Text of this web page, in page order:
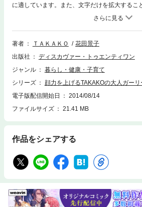
に適しています。また、文字だけを拡大するこ
ト、検索、辞書の参照、引用などの機能が使用
とって何よりも大切なのが「顔力」です。年齢
ガティブになりがちな心と身体。そんな心と身
顔、ぼやけ顔、不満顔などのおばさん顔になっ
す。でも、逆にいえば、顔力を上げれば、気力
と。大人の顔力を上げれば自然とポジティブに
は、かわいいだけ、若返りだけのメイクでは×
すこと。それがTAKAKO流大人ガーリーメイク
人ガーリーメイクに欠かせないのは次の４つ
せの妙、黒を使わない２ ケア 毎日のケア&ス
ントをAtoZで紹介していきます。最初から読ん
初々しく、時にエレガントに、あるいはセクシ
大変身していきます。
著者 ＴＡＫＡＫＯ
花田景子
出版社
ディスカヴァー・トゥエンティワン
ジャンル
暮らし・健康・子育て
シリーズ
顔力を上げるTAKAKOの大人ガーリ
電子版配信開始日
2014/08/14
ファイルサイズ
21.41 MB
作品をシェアする